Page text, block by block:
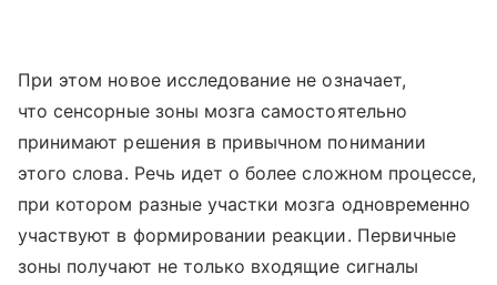
При этом новое исследование не означает,
что сенсорные зоны мозга самостоятельно
принимают решения в привычном понимании
этого слова. Речь идет о более сложном процессе,
при котором разные участки мозга одновременно
участвуют в формировании реакции. Первичные
зоны получают не только входящие сигналы